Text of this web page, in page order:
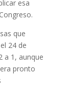
esa
que
24 de
a 1, aunque
pronto